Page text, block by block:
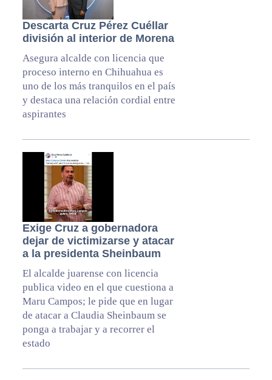
Descarta Cruz Pérez Cuéllar
división al interior de Morena
Asegura alcalde con licencia que
proceso interno en Chihuahua es
uno de los más tranquilos en el país
y destaca una relación cordial entre
aspirantes
Exige Cruz a gobernadora
dejar de victimizarse y atacar
a la presidenta Sheinbaum
El alcalde juarense con licencia
publica video en el que cuestiona a
Maru Campos; le pide que en lugar
de atacar a Claudia Sheinbaum se
ponga a trabajar y a recorrer el
estado